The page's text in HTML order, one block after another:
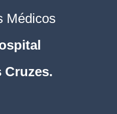
Médicos
Cruzes.